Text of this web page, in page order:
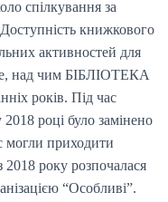
спілкування за
книжкового
активностей для
те, над чим БІБЛІОТЕКА
років. Під час
році було замінено
могли приходити
2018 року розпочалася
“Особливі”.